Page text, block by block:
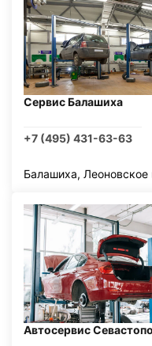
Сервис Балашиха
+7 (495) 431-63-63
Балашиха, Леоновское
Автосервис